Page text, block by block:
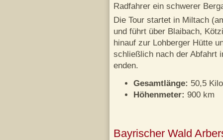
Radfahrer ein schwerer
Die Tour startet in Miltach
und führt über Blaibach,
hinauf zur Lohberger Hütte
schließlich nach der Abfahrt
enden.
Gesamtlänge: 50,5
Höhenmeter: 900 km
Bayrischer Wald